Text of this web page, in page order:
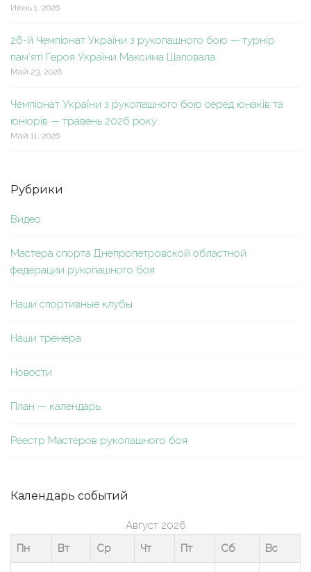
Июнь 1, 2026
26-й Чемпіонат України з рукопашного бою — турнір
пам’яті Героя України Максима Шаповала.
Май 23, 2026
Чемпіонат України з рукопашного бою серед юнаків та
юніорів — травень 2026 року.
Май 11, 2026
Рубрики
Видео
Мастера спорта Днепропетровской областной
федерации рукопашного боя
Наши спортивные клубы
Наши тренера
Новости
План — календарь
Реестр Мастеров рукопашного боя
Календарь событий
Август 2026
Пн
Вт Ср Чт Пт Сб Вс